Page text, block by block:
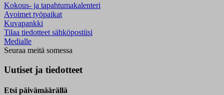
Kokous- ja tapahtumakalenteri
Avoimet työpaikat
Kuvapankki
Tilaa tiedotteet sähköpostiisi
Medialle
Seuraa meitä somessa
Uutiset ja tiedotteet
Etsi päivämäärällä